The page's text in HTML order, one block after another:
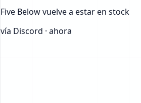
Five Belowvuelve a estar en stock
vía Discord · ahora